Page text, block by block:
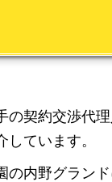
契約交渉代
ています。
内野グラン